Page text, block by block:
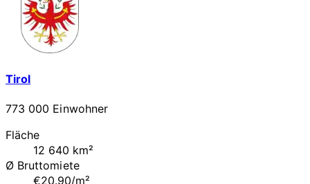
Tirol
773 000 Einwohner
Fläche
12 640 km²
Ø Bruttomiete
€20.90/m²